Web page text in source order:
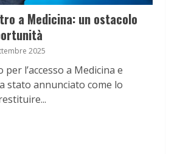
a Medicina: un ostacolo
2025
l’accesso a Medicina e
stato annunciato come lo